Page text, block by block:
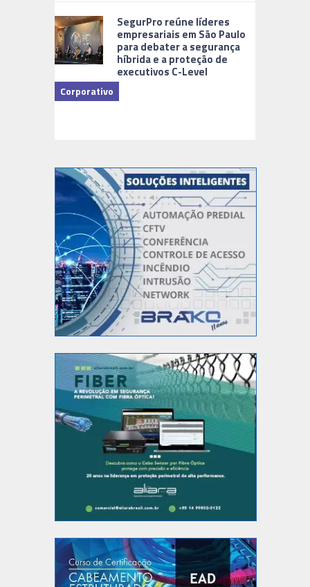
SegurPro reúne líderes
empresariais em São Paulo
para debater a segurança
híbrida e a proteção de
executivos C-Level
Corporativo